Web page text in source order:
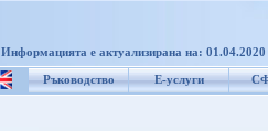
Информацията е актуализирана на: 01.04.2020
Ръководство Е-услуги